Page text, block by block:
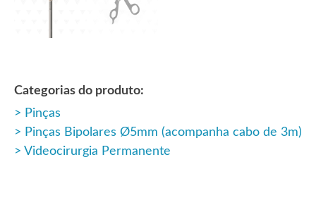
Categorias do produto:
Pinças
Pinças Bipolares Ø5mm (acompanha cabo de 3m)
Videocirurgia Permanente